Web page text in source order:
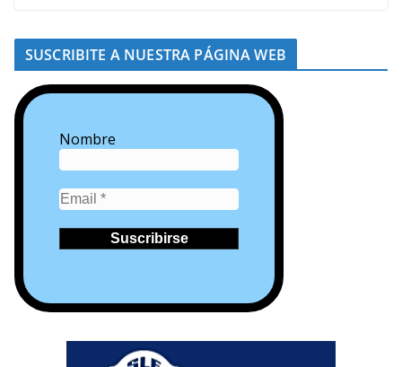
SUSCRIBITE A NUESTRA PÁGINA WEB
Nombre